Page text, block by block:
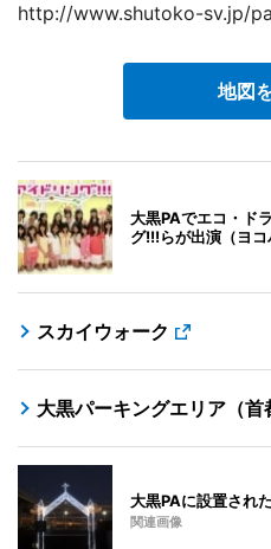
http://www.shutoko-sv.jp/
地図
大黒PAでエコ・ド
グ!!!らが出演（ヨコ
スカイウォーク
大黒パーキングエリア（首
大黒PAに設置され
関連画像